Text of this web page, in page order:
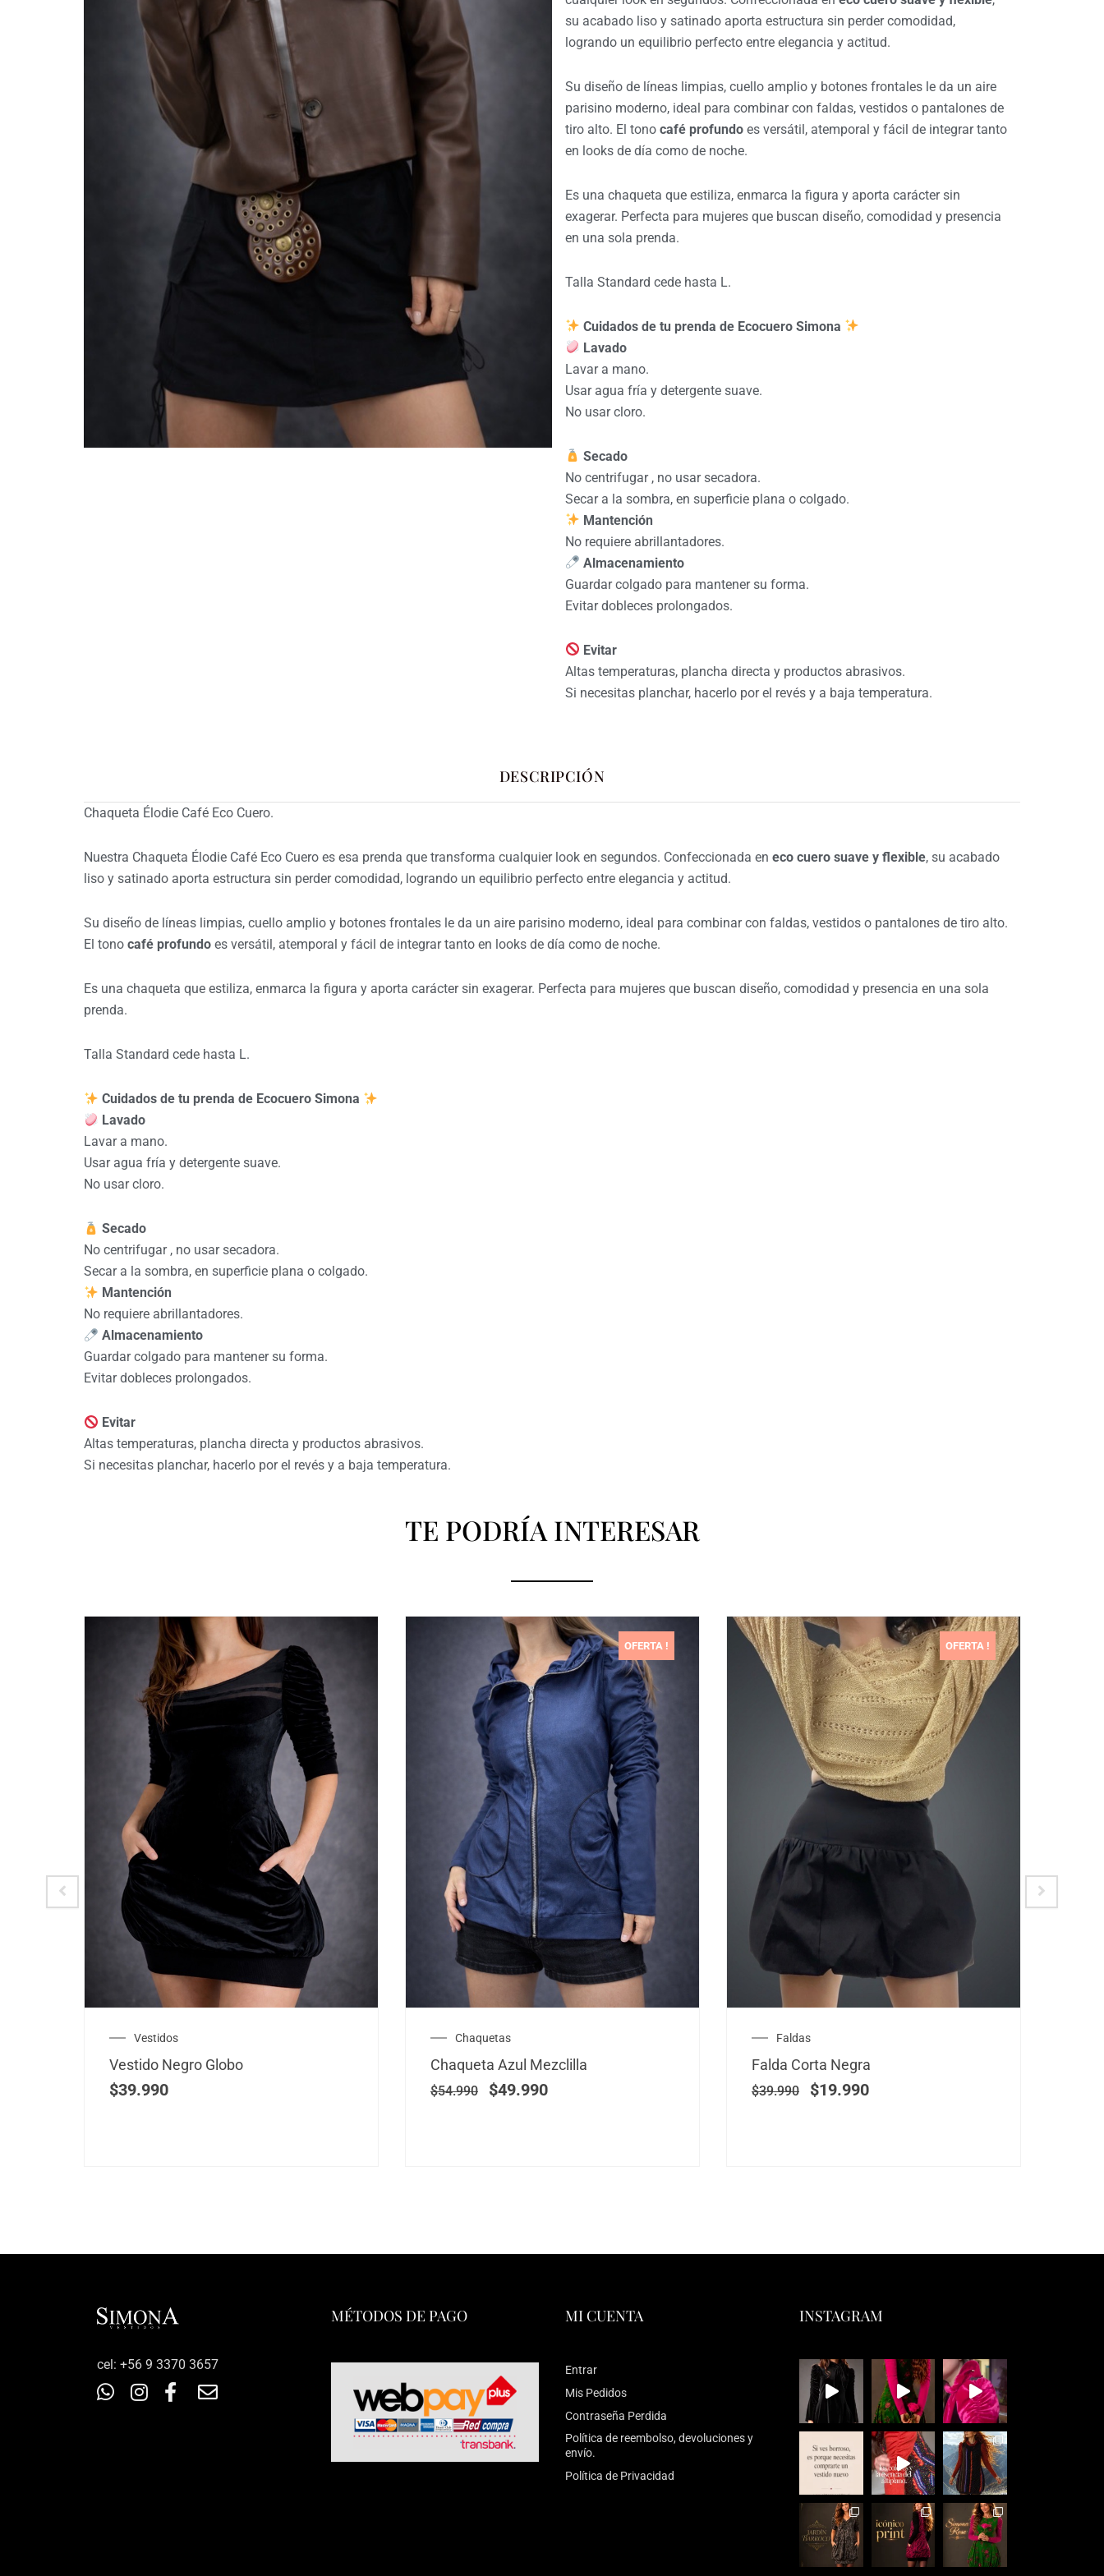
su acabado liso y satinado aporta estructura sin perder comodidad,
logrando un equilibrio perfecto entre elegancia y actitud.
Su diseño de líneas limpias, cuello amplio y botones frontales le da un aire
parisino moderno, ideal para combinar con faldas, vestidos o pantalones de
tiro alto. El tono café profundo es versátil, atemporal y fácil de integrar tanto
en looks de día como de noche.
Es una chaqueta que estiliza, enmarca la figura y aporta carácter sin
exagerar. Perfecta para mujeres que buscan diseño, comodidad y presencia
en una sola prenda.
Talla Standard cede hasta L.
Cuidados de tu prenda de Ecocuero Simona
Lavado
Lavar a mano.
Usar agua fría y detergente suave.
No usar cloro.
Secado
No centrifugar , no usar secadora.
Secar a la sombra, en superficie plana o colgado.
Mantención
No requiere abrillantadores.
Almacenamiento
Guardar colgado para mantener su forma.
Evitar dobleces prolongados.
Evitar
Altas temperaturas, plancha directa y productos abrasivos.
Si necesitas planchar, hacerlo por el revés y a baja temperatura.
DESCRIPCIÓN
Chaqueta Élodie Café Eco Cuero.
Nuestra Chaqueta Élodie Café Eco Cuero es esa prenda que transforma cualquier look en segundos. Confeccionada en eco cuero suave y flexible, su acabado
liso y satinado aporta estructura sin perder comodidad, logrando un equilibrio perfecto entre elegancia y actitud.
Su diseño de líneas limpias, cuello amplio y botones frontales le da un aire parisino moderno, ideal para combinar con faldas, vestidos o pantalones de tiro alto.
El tono café profundo es versátil, atemporal y fácil de integrar tanto en looks de día como de noche.
Es una chaqueta que estiliza, enmarca la figura y aporta carácter sin exagerar. Perfecta para mujeres que buscan diseño, comodidad y presencia en una sola
prenda.
Talla Standard cede hasta L.
Cuidados de tu prenda de Ecocuero Simona
Lavado
Lavar a mano.
Usar agua fría y detergente suave.
No usar cloro.
Secado
No centrifugar , no usar secadora.
Secar a la sombra, en superficie plana o colgado.
Mantención
No requiere abrillantadores.
Almacenamiento
Guardar colgado para mantener su forma.
Evitar dobleces prolongados.
Evitar
Altas temperaturas, plancha directa y productos abrasivos.
Si necesitas planchar, hacerlo por el revés y a baja temperatura.
TE PODRÍA INTERESAR
Vestidos
Vestido Negro Globo
$39.990
OFERTA !
Chaquetas
Chaqueta Azul Mezclilla
$54.990
El
precio
original
era:
$49.990
precio
actual
es:
OFERTA !
Faldas
Falda Corta Negra
$39.990
El
precio
original
era:
$19.990
actual
es:
‎cel: +56 9 3370 3657
MÉTODOS DE PAGO MI CUENTA
Entrar
Mis Pedidos
Contraseña Perdida
Política de reembolso, devoluciones y
envío.
Política de Privacidad
INSTAGRAM